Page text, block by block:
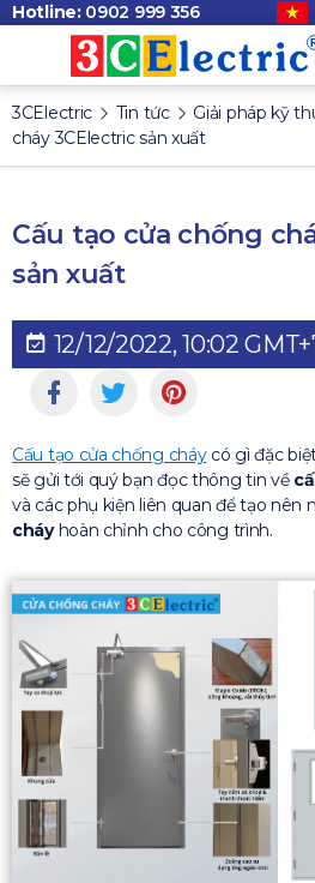
Hotline: 0902 999 356
3CElectric Tin tức Giải pháp kỹ
cháy 3CElectric sản xuất
Cấu tạo cửa chống
sản xuất
12/12/2022, 10:02
Cấu tạo cửa chống cháycó gì đặc
sẽ gửi tới quý bạn đọc thông tin về
và các phụ kiện liên quan để tạo nên
cháyhoàn chỉnh cho công trình.